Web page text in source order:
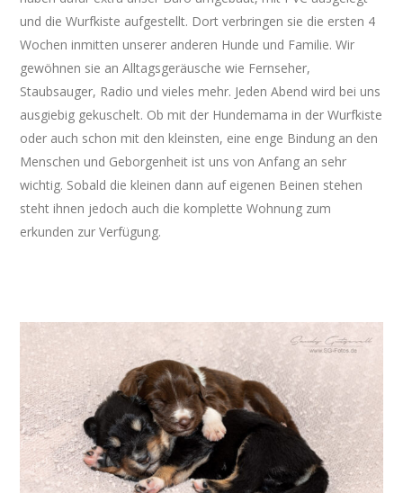
und die Wurfkiste aufgestellt. Dort verbringen sie die ersten 4
Wochen inmitten unserer anderen Hunde und Familie. Wir
gewöhnen sie an Alltagsgeräusche wie Fernseher,
Staubsauger, Radio und vieles mehr. Jeden Abend wird bei uns
ausgiebig gekuschelt. Ob mit der Hundemama in der Wurfkiste
oder auch schon mit den kleinsten, eine enge Bindung an den
Menschen und Geborgenheit ist uns von Anfang an sehr
wichtig. Sobald die kleinen dann auf eigenen Beinen stehen
steht ihnen jedoch auch die komplette Wohnung zum
erkunden zur Verfügung.